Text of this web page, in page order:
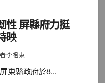
性 屏縣府力挺
映
李祖東
東縣政府於8...